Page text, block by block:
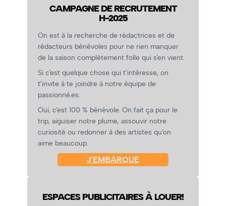
CAMPAGNE DE RECRUTEMENT
H-2025
On est à la recherche de rédactrices et de
rédacteurs bénévoles pour ne rien manquer
de la saison complètement folle qui s’en vient.
Si c’est quelque chose qui t’intéresse, on
t’invite à te joindre à notre équipe de
passionné.es.
Oui, c’est 100 % bénévole. On fait ça pour le
trip, aiguiser notre plume, assouvir notre
curiosité ou redonner à des artistes qu’on
aime beaucoup.
J’EMBARQUE
ESPACES PUBLICITAIRES À LOUER!